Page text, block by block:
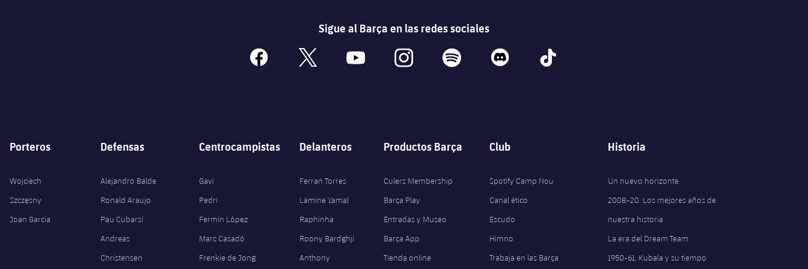
Sigue al Barça en las redes sociales
facebook x youtube instagram spotify discord tiktok
Porteros
Wojciech
Szczęsny
Joan Garcia
Defensas
Alejandro Balde
Ronald Araujo
Pau Cubarsí
Andreas
Christensen
Centrocampistas
Gavi
Pedri
Fermín López
Marc Casadó
Frenkie de Jong
Delanteros
Ferran Torres
Lamine Yamal
Raphinha
Roony Bardghji
Anthony
Productos Barça
Culers Membership
Barça Play
Entradas y Museo
Barça App
Tienda online
Club
Spotify Camp Nou
Canal ético
Escudo
Himno
Trabaja en las Barça
Historia
Un nuevo horizonte
2008-20. Los mejores años de
nuestra historia
La era del Dream Team
1950-61. Kubala y su tiempo